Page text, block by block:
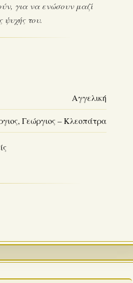
για να ενώσουν μαζί
ψυχής του.
Αγγελική
Γεώργιος – Κλεοπάτρα